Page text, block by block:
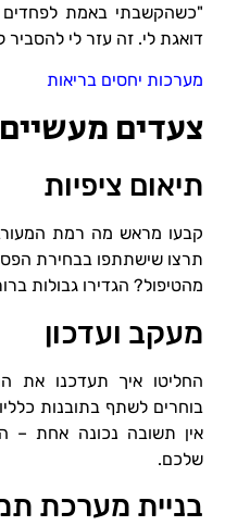
"כשהקשבתי באמת
דואגת לי. זה עזר לי להסביר
מערכות יחסים בריאות
צעדים
תיאום ציפיות
קבעו מראש מה רמת
תרצו שישתתפו בבחירת
מהטיפול? הגדירו גבולות
מעקב ועדכון
החליטו איך תעדכנו את
בוחרים לשתף בתובנות
אין תשובה נכונה אחת –
שלכם.
בניית מערכת